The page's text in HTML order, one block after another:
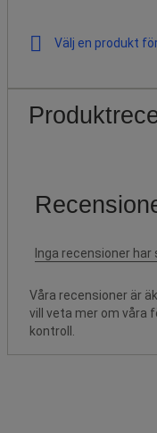
Välj en produkt
Våra recensioner är
vill veta mer om våra
kontroll.